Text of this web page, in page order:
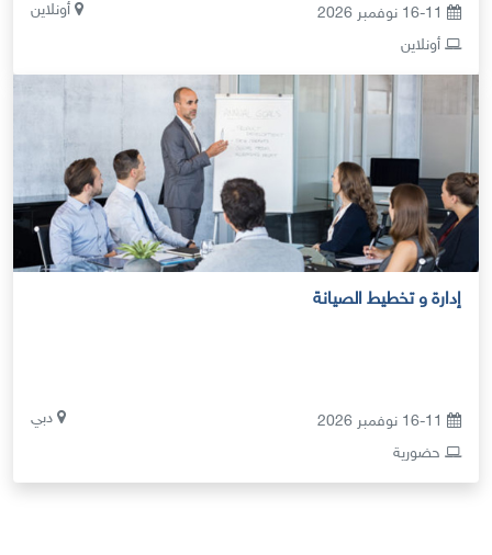
أونلاين
أونلاين
إدارة و تخطيط الصيانة
دبي
حضورية